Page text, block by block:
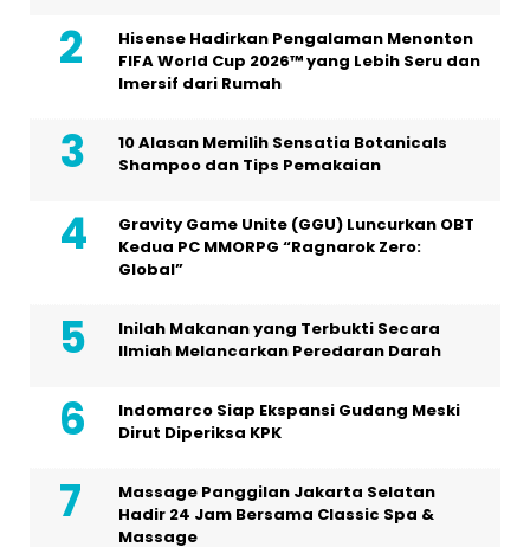
Hisense Hadirkan Pengalaman Menonton
FIFA World Cup 2026™ yang Lebih Seru dan
Imersif dari Rumah
10 Alasan Memilih Sensatia Botanicals
Shampoo dan Tips Pemakaian
Gravity Game Unite (GGU) Luncurkan OBT
Kedua PC MMORPG “Ragnarok Zero:
Global”
Inilah Makanan yang Terbukti Secara
Ilmiah Melancarkan Peredaran Darah
Indomarco Siap Ekspansi Gudang Meski
Dirut Diperiksa KPK
Massage Panggilan Jakarta Selatan
Hadir 24 Jam Bersama Classic Spa &
Massage